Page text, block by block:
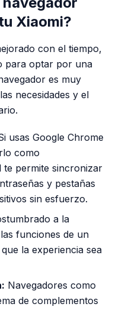
Xiaomi?
con el tiempo,
para optar por una
es muy
necesidades y el
usas Google Chrome
como
te permite sincronizar
y pestañas
sin esfuerzo.
a la
funciones de un
la experiencia sea
Navegadores como
de complementos